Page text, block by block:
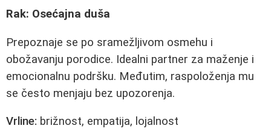
Rak: Osećajna duša
Prepoznaje se po sramežljivom osmehu i
obožavanju porodice. Idealni partner za maženje i
emocionalnu podršku. Međutim, raspoloženja mu
se često menjaju bez upozorenja.
Vrline: brižnost, empatija, lojalnost